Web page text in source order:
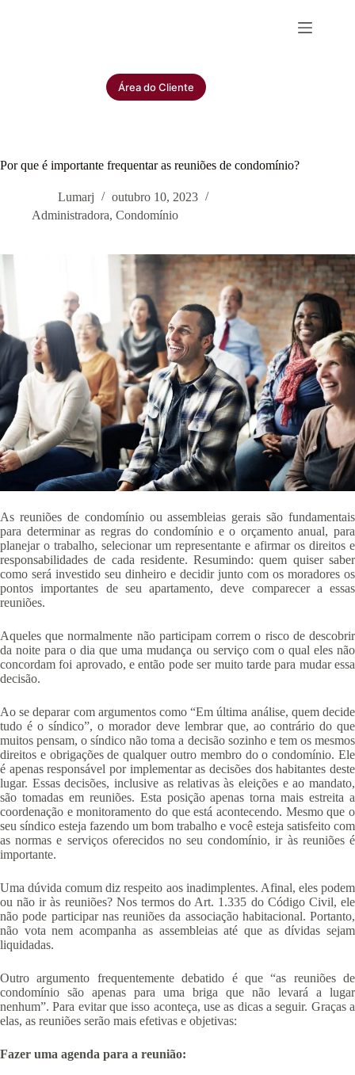
Área do Cliente
Por que é importante frequentar as reuniões de condomínio?
Lumarj
outubro 10, 2023
Administradora, Condomínio
As reuniões de condomínio ou assembleias gerais são fundamentais
para determinar as regras do condomínio e o orçamento anual, para
planejar o trabalho, selecionar um representante e afirmar os direitos e
responsabilidades de cada residente. Resumindo: quem quiser saber
como será investido seu dinheiro e decidir junto com os moradores os
pontos importantes de seu apartamento, deve comparecer a essas
reuniões.
Aqueles que normalmente não participam correm o risco de descobrir
da noite para o dia que uma mudança ou serviço com o qual eles não
concordam foi aprovado, e então pode ser muito tarde para mudar essa
decisão.
Ao se deparar com argumentos como “Em última análise, quem decide
tudo é o síndico”, o morador deve lembrar que, ao contrário do que
muitos pensam, o síndico não toma a decisão sozinho e tem os mesmos
direitos e obrigações de qualquer outro membro do o condomínio. Ele
é apenas responsável por implementar as decisões dos habitantes deste
lugar. Essas decisões, inclusive as relativas às eleições e ao mandato,
são tomadas em reuniões. Esta posição apenas torna mais estreita a
coordenação e monitoramento do que está acontecendo. Mesmo que o
seu síndico esteja fazendo um bom trabalho e você esteja satisfeito com
as normas e serviços oferecidos no seu condomínio, ir às reuniões é
importante.
Uma dúvida comum diz respeito aos inadimplentes. Afinal, eles podem
ou não ir às reuniões? Nos termos do Art. 1.335 do Código Civil, ele
não pode participar nas reuniões da associação habitacional. Portanto,
não vota nem acompanha as assembleias até que as dívidas sejam
liquidadas.
Outro argumento frequentemente debatido é que “as reuniões de
condomínio são apenas para uma briga que não levará a lugar
nenhum”. Para evitar que isso aconteça, use as dicas a seguir. Graças a
elas, as reuniões serão mais efetivas e objetivas:
Fazer uma agenda para a reunião: